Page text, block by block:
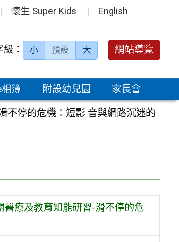
懷生 Super Kids English
級： 小 預設 大 網站導覽
簿 附設幼兒園 家長會
不停的危機：短影 音與網路沉迷的
療及教育知能研習-滑不停的危